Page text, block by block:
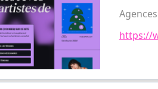
https://